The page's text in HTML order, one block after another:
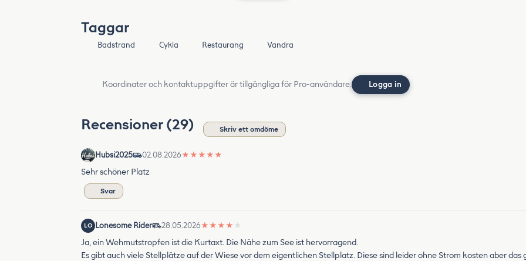
Taggar
Badstrand Cykla Restaurang Vandra
Koordinater och kontaktuppgifter är tillgängliga för Pro-användare. Logga in
Recensioner (29) Skriv ett omdöme
Hubsi2025 02.08.2026★ ★ ★ ★ ★
Sehr schöner Platz
Svar
LO Lonesome Rider 28.05.2026★ ★ ★ ★ ★
Ja, ein Wehmutstropfen ist die Kurtaxt. Die Nähe zum See ist hervorragend.
Es gibt auch viele Stellplätze auf der Wiese vor dem eigentlichen Stellplatz. Diese sind leider ohne Strom kosten aber das